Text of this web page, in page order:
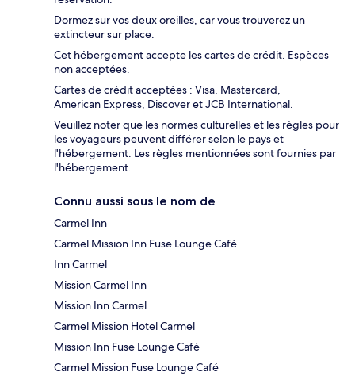
Dormez sur vos deux oreilles, car vous trouverez un
extincteur sur place.
Cet hébergement accepte les cartes de crédit. Espèces
non acceptées.
Cartes de crédit acceptées : Visa, Mastercard,
American Express, Discover et JCB International.
Veuillez noter que les normes culturelles et les règles pour
les voyageurs peuvent différer selon le pays et
l'hébergement. Les règles mentionnées sont fournies par
l'hébergement.
Connu aussi sous le nom de
Carmel Inn
Carmel Mission Inn Fuse Lounge Café
Inn Carmel
Mission Carmel Inn
Mission Inn Carmel
Carmel Mission Hotel Carmel
Mission Inn Fuse Lounge Café
Carmel Mission Fuse Lounge Café